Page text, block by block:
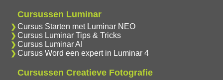
Cursussen Luminar
Cursus Starten met Luminar NEO
Cursus Luminar Tips & Tricks
Cursus Luminar AI
Cursus Word een expert in Luminar 4
Cursussen Creatieve Fotografie